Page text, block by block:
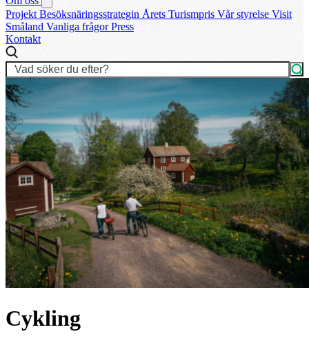
Projekt Besöksnäringsstrategin Årets Turismpris Vår styrelse Visit
Småland Vanliga frågorPress
Kontakt
Cykling